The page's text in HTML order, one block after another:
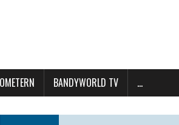
BANDYWORLD TV …